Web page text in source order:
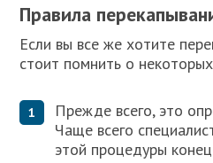
Правила
Если вы все же хотите
стоит помнить о
Прежде всего, это
Чаще всего
этой процедуры